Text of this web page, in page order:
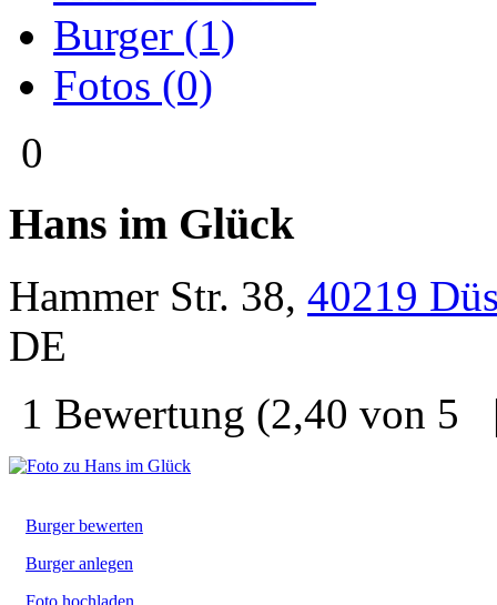
Burger (1)
Fotos (0)
0
Hans im Glück
Hammer Str. 38, 40219
DE
1 Bewertung (2,40 von 5
Burger bewerten
Burger anlegen
Foto hochladen